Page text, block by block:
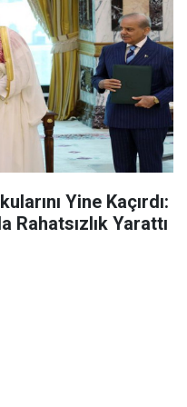
Yine Kaçırdı:
Rahatsızlık Yarattı